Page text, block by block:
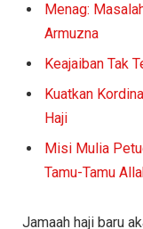
Menag:
Armuzna
Keajaiban Tak
Kuatkan
Haji
Misi Mulia
Tamu-Tamu
Jamaah haji baru